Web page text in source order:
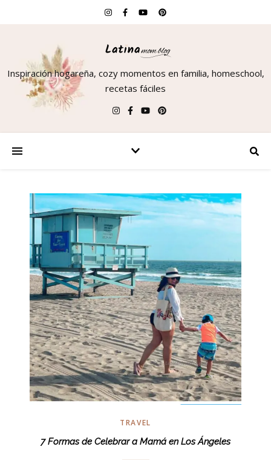
Inspiración hogareña, cozy momentos en familia, homeschool,
recetas fáciles
TRAVEL
7 Formas de Celebrar a Mamá en Los Ángeles